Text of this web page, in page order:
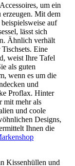
um ein
erzeugen. Mit dem
auf
lässt sich
Ähnlich verhält
Eine
weist Ihre Tafel
als guten
wenn es um die
und
Proflax. Hinter
mit mehr als
und coole
Designs,
Ihnen die
Kissenhüllen und